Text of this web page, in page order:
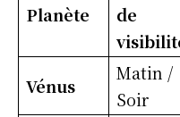
Planète
de
Vénus
Matin /
Soir